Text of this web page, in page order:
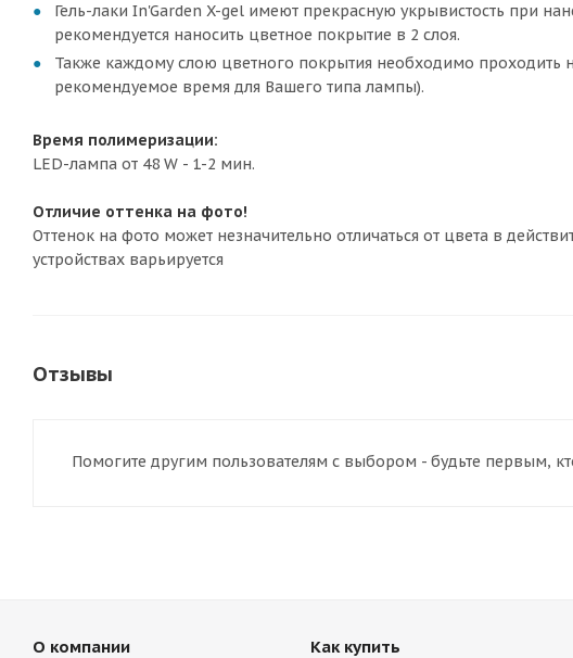
Гель-лаки In'Garden X-gel имеют прекрасную укрывистость при
рекомендуется наносить цветное покрытие в 2 слоя.
Также каждому слою цветного покрытия необходимо
рекомендуемое время для Вашего типа лампы).
Время полимеризации:
LED-лампа от 48 W - 1-2 мин.
Отличие оттенка на фото!
Оттенок на фото может незначительно отличаться от цвета в
устройствах варьируется
Отзывы
Помогите другим пользователям с выбором - будьте первым,
О компании Как купить